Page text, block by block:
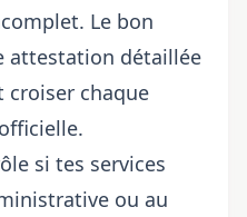
Le bon
attestation détaillée
chaque
si tes services
ou au